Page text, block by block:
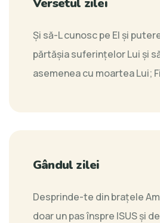
Şi să-L cunosc pe El şi
părtăşia suferinţelor Lui şi
asemenea cu moartea Lui;
Gândul zilei
Desprinde-te din braţele
doar un pas înspre ISUS şi